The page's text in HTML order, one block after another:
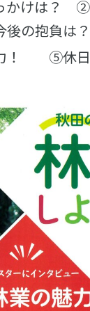
かけは？ ②
の抱負は？
！ ⑤休日